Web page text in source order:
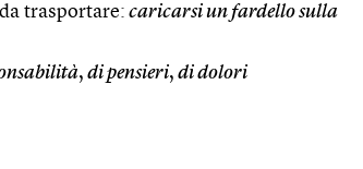
trasportare: caricarsi un fardello sulla
, di pensieri, di dolori